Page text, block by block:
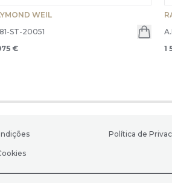
WEIL
ST-20051
€
1
Política de